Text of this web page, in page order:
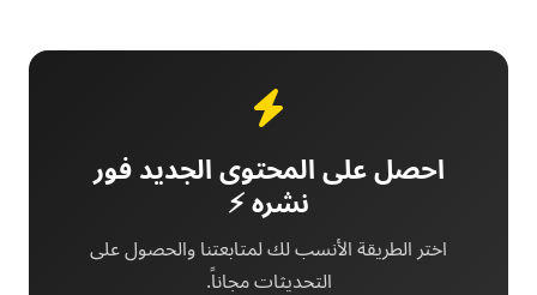
احصل على المحتوى الجديد فور
نشره ⚡
اختر الطريقة الأنسب لك لمتابعتنا والحصول على
التحديثات مجاناً.